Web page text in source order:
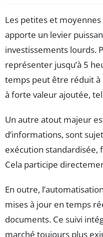
Les petites et
apporte un levier
investissements lourds.
représenter jusqu’à 5
temps peut être réduit à
à forte valeur ajoutée,
Un autre atout majeur
d’informations, sont
exécution standardisée,
Cela participe
En outre,
mises à jour en temps
documents. Ce suivi
marché toujours plus